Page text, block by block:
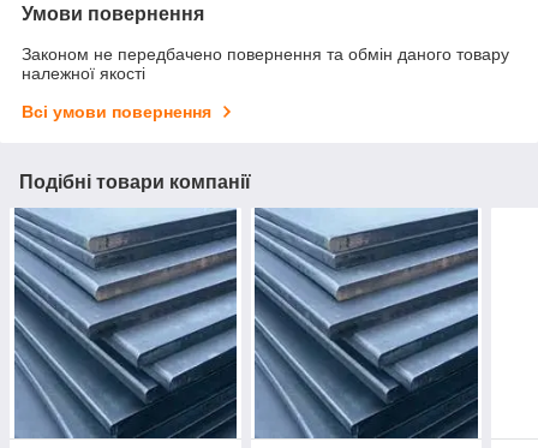
Умови повернення
Законом не передбачено повернення та обмін даного товару
належної якості
Всі умови повернення
Подібні товари компанії